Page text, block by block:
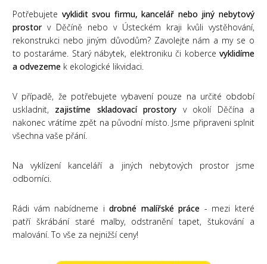
Potřebujete vyklidit svou firmu, kancelář nebo jiný nebytový
prostorv Děčíně nebo v Ústeckém kraji kvůli vystěhování,
rekonstrukci nebo jiným důvodům? Zavolejte nám a my se o
to postaráme. Starý nábytek, elektroniku či koberce vyklidíme
a odvezeme k ekologické likvidaci.
V případě, že potřebujete vybavení pouze na určité období
uskladnit, zajistíme skladovací prostory v okolí Děčína a
nakonec vrátíme zpět na původní místo. Jsme připraveni splnit
všechna vaše přání.
Na vyklízení kanceláří a jiných nebytových prostor jsme
odborníci.
Rádi vám nabídneme idrobné malířské práce - mezi které
patří škrábání staré malby, odstranění tapet, štukování a
malování. To vše za nejnižší ceny!